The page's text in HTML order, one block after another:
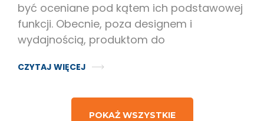
być oceniane pod kątem ich podstawowej
funkcji. Obecnie, poza designem i
wydajnością, produktom do
CZYTAJ WIĘCEJ
POKAŻ WSZYSTKIE